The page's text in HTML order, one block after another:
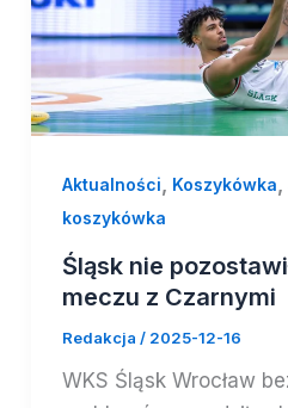
Aktualności Koszykówka
koszykówka
Śląsk nie
meczu z Czarnymi
Redakcja / 2025-12-16
WKS Śląsk Wrocław